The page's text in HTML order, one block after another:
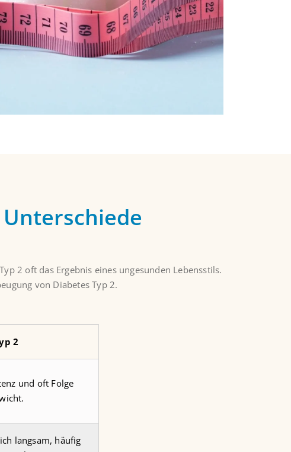
2 oft das Ergebnis eines ungesunden Lebensstils.
von Diabetes Typ 2.
2
und oft Folge
langsam, häufig